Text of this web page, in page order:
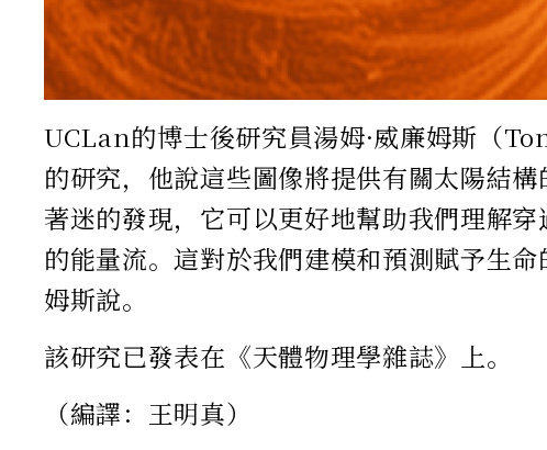
UCLan的博士後研究員湯姆·威廉姆斯（
的研究，他說這些圖像將提供有關太陽結
著迷的發現，它可以更好地幫助我們理解
的能量流。這對於我們建模和預測賦予生
姆斯說。
該研究已發表在《天體物理學雜誌》上。
（編譯：王明真）